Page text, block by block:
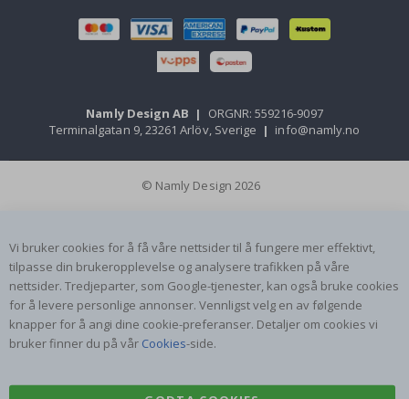
Namly Design AB |
ORGNR: 559216-9097
Terminalgatan 9, 23261 Arlöv, Sverige | info@namly.no
© Namly Design 2026
Vi bruker cookies for å få våre nettsider til å fungere mer effektivt,
tilpasse din brukeropplevelse og analysere trafikken på våre
nettsider. Tredjeparter, som Google-tjenester, kan også bruke cookies
for å levere personlige annonser. Vennligst velg en av følgende
knapper for å angi dine cookie-preferanser. Detaljer om cookies vi
bruker finner du på vår Cookies-side.